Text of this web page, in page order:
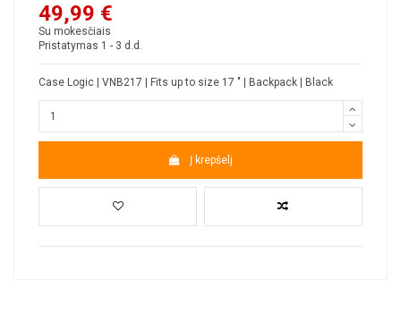
49,99 €
Su mokesčiais
Pristatymas 1 - 3 d.d.
Case Logic | VNB217 | Fits up to size 17 " | Backpack | Black
Į krepšelį